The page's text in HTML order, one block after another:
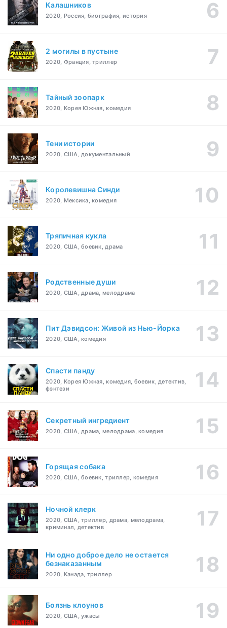
Калашников
2020, Россия, биография, история
2 могилы в пустыне
2020, Франция, триллер
Тайный зоопарк
2020, Корея Южная, комедия
Тени истории
2020, США, документальный
Королевишна Синди
2020, Мексика, комедия
Тряпичная кукла
2020, США, боевик, драма
Родственные души
2020, США, драма, мелодрама
Пит Дэвидсон: Живой из Нью-Йорка
2020, США, комедия
Спасти панду
2020, Корея Южная, комедия, боевик, детектив,
фэнтези
Секретный ингредиент
2020, США, драма, мелодрама, комедия
Горящая собака
2020, США, боевик, триллер, комедия
Ночной клерк
2020, США, триллер, драма, мелодрама,
криминал, детектив
Ни одно доброе дело не остается
безнаказанным
2020, Канада, триллер
Боязнь клоунов
2020, США, ужасы